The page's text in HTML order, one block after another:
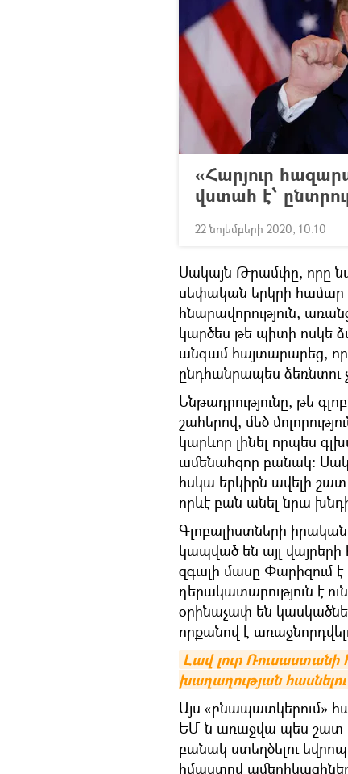
«Հարյուր
վստահ է՝
22 նոյեմբերի 2020, 10:10
Սակայն Թրամփը, որը
սեփական երկրի
հնարավորություն,
կարծես թե պիտի ոսկե
անգամ հայտարարեց, որ
ընդհանրապես ձեռնտու
Ենթադրությունը, թե
շահերով, մեծ
կարևոր լինել որպես
ամենահզոր բանակ։
հսկա երկիրն ավելի շատ
որևէ բան անել նրա
Գլոբալիստների իրական
կապված են այլ վայրերի
զգալի մասը Փարիզում
դերակատարություն է
օրինաչափ են
որքանով է
Լավ լուր
խաղաղության
Այս «բնապատկերում»
ԵՄ-ն առաջվա պես շատ
բանակ ստեղծելու
իմաստով